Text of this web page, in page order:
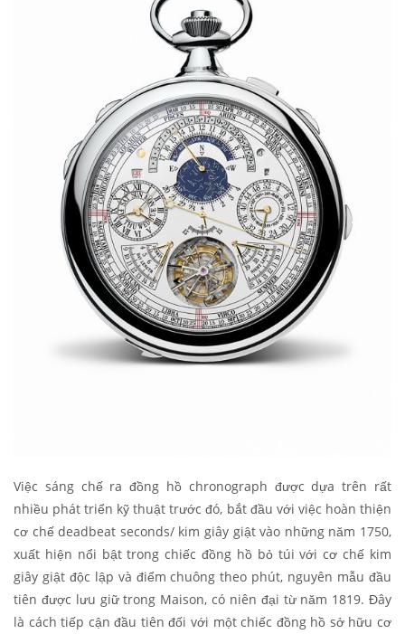
Việc sáng chế ra đồng hồ chronograph được dựa trên rất
nhiều phát triển kỹ thuật trước đó, bắt đầu với việc hoàn thiện
cơ chế deadbeat seconds/ kim giây giật vào những năm 1750,
xuất hiện nổi bật trong chiếc đồng hồ bỏ túi với cơ chế kim
giây giật độc lập và điểm chuông theo phút, nguyên mẫu đầu
tiên được lưu giữ trong Maison, có niên đại từ năm 1819. Đây
là cách tiếp cận đầu tiên đối với một chiếc đồng hồ sở hữu cơ